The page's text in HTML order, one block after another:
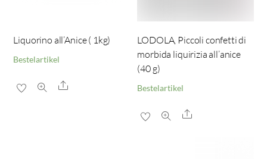
Liquorino all’Anice ( 1kg)
Bestelartikel
Share
LODOLA, Piccoli confetti di
morbida liquirizia all’anice
(40 g)
Bestelartikel
Share